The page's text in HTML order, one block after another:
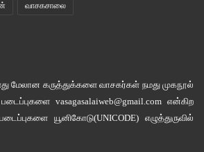
வாசகசாலை
மேலான கருத்துக்களை வாசகர்கள் நமது முகநூல்
vasagasalaiweb@gmail.com என்கிற
யூனிகோடு(UNICODE)எழுத்துருவில்